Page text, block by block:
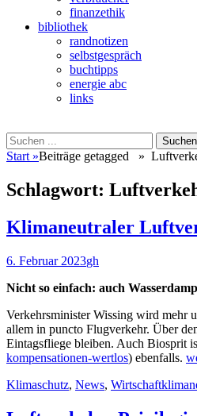
finanzethik
bibliothek
randnotizen
selbstgespräch
buchtipps
energie abc
links
Suchen
Suchen
nach:
Start »Beiträge getagged »
Schlagwort:
Klimaneutraler
Veröffentlicht
6. Februar 2023Autor
gh
Nicht so einfach: auch
Verkehrsminister Wissing wird mehr
allem in puncto Flugverkehr. Über
Eintagsfliege bleiben. Auch Biosprit
kompensationen-wertlos) ebenfalls.
Kategorien
Klimaschutz, News, Wirtschaft